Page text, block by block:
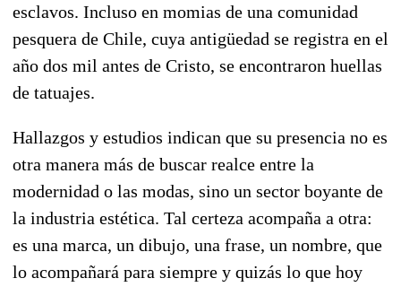
esclavos. Incluso en momias de una comunidad
pesquera de Chile, cuya antigüedad se registra en el
año dos mil antes de Cristo, se encontraron huellas
de tatuajes.
Hallazgos y estudios indican que su presencia no es
otra manera más de buscar realce entre la
modernidad o las modas, sino un sector boyante de
la industria estética. Tal certeza acompaña a otra:
es una marca, un dibujo, una frase, un nombre, que
lo acompañará para siempre y quizás lo que hoy